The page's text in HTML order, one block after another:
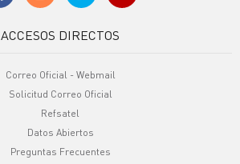
ACCESOS DIRECTOS
Correo Oficial - Webmail
Solicitud Correo Oficial
Refsatel
Datos Abiertos
Preguntas Frecuentes